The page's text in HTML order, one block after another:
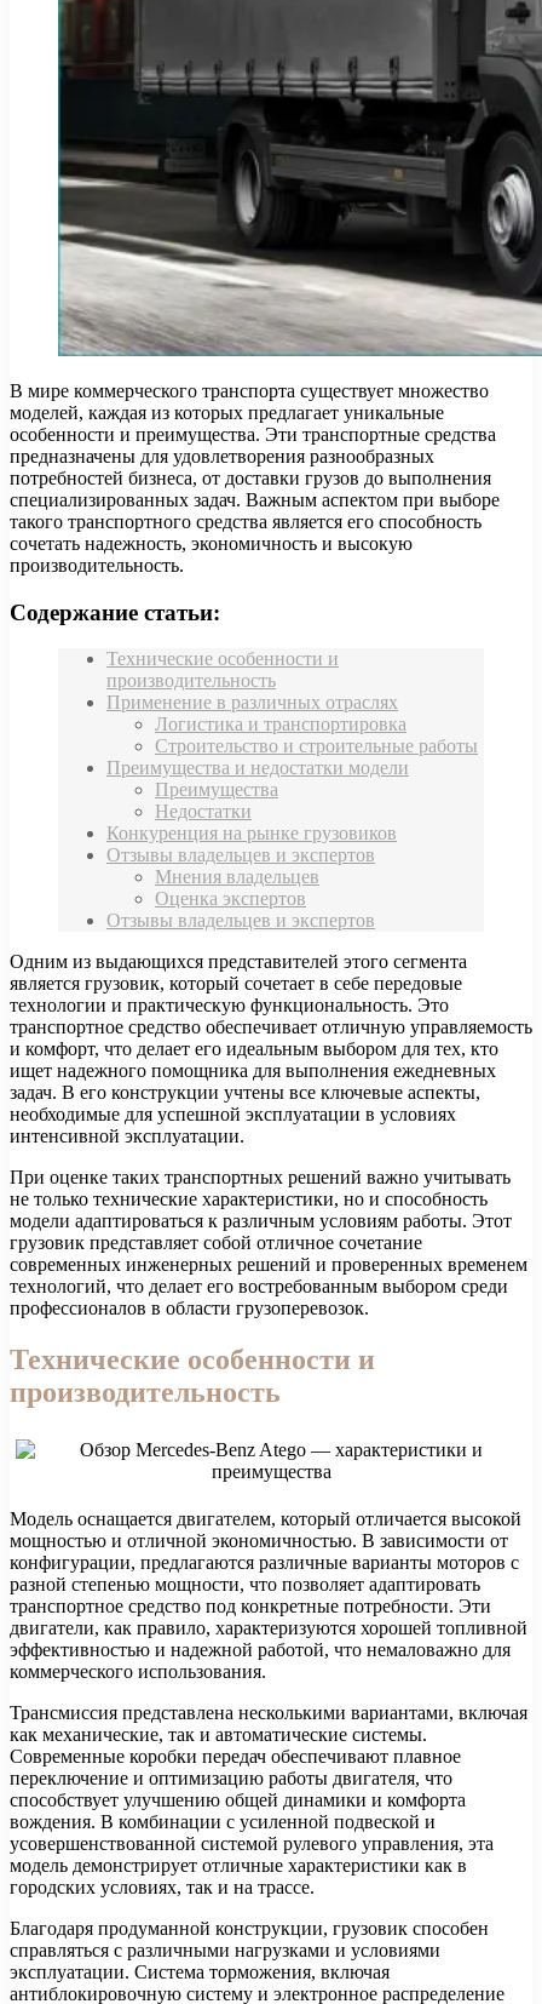
В мире коммерческого транспорта существует множество
моделей, каждая из которых предлагает уникальные
особенности и преимущества. Эти транспортные средства
предназначены для удовлетворения разнообразных
потребностей бизнеса, от доставки грузов до выполнения
специализированных задач. Важным аспектом при выборе
такого транспортного средства является его способность
сочетать надежность, экономичность и высокую
производительность.
Содержание статьи:
Технические особенности и
производительность
Применение в различных отраслях
Логистика и транспортировка
Строительство и строительные работы
Преимущества и недостатки модели
Преимущества
Недостатки
Конкуренция на рынке грузовиков
Отзывы владельцев и экспертов
Мнения владельцев
Оценка экспертов
Отзывы владельцев и экспертов
Одним из выдающихся представителей этого сегмента
является грузовик, который сочетает в себе передовые
технологии и практическую функциональность. Это
транспортное средство обеспечивает отличную управляемость
и комфорт, что делает его идеальным выбором для тех, кто
ищет надежного помощника для выполнения ежедневных
задач. В его конструкции учтены все ключевые аспекты,
необходимые для успешной эксплуатации в условиях
интенсивной эксплуатации.
При оценке таких транспортных решений важно учитывать
не только технические характеристики, но и способность
модели адаптироваться к различным условиям работы. Этот
грузовик представляет собой отличное сочетание
современных инженерных решений и проверенных временем
технологий, что делает его востребованным выбором среди
профессионалов в области грузоперевозок.
Технические особенности и
производительность
Модель оснащается двигателем, который отличается высокой
мощностью и отличной экономичностью. В зависимости от
конфигурации, предлагаются различные варианты моторов с
разной степенью мощности, что позволяет адаптировать
транспортное средство под конкретные потребности. Эти
двигатели, как правило, характеризуются хорошей топливной
эффективностью и надежной работой, что немаловажно для
коммерческого использования.
Трансмиссия представлена несколькими вариантами, включая
как механические, так и автоматические системы.
Современные коробки передач обеспечивают плавное
переключение и оптимизацию работы двигателя, что
способствует улучшению общей динамики и комфорта
вождения. В комбинации с усиленной подвеской и
усовершенствованной системой рулевого управления, эта
модель демонстрирует отличные характеристики как в
городских условиях, так и на трассе.
Благодаря продуманной конструкции, грузовик способен
справляться с различными нагрузками и условиями
эксплуатации. Система торможения, включая
антиблокировочную систему и электронное распределение